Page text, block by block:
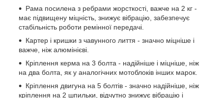
Рама посилена з ребрами жорсткості, важче на 2 кг -
має підвищену міцність, знижує вібрацію, забезпечує
стабільність роботи ремінної передачі.
Картер і кришки з чавунного лиття - значно міцніше і
важче, ніж алюмінієві.
Кріплення керма на 3 болта - надійніше і міцніше, ніж
на два болта, як у аналогічних мотоблоків інших марок.
Кріплення двигуна на 5 болтів - значно надійніше, ніж
кріплення на 2 шпильки, відчутно знижує вібрацію і